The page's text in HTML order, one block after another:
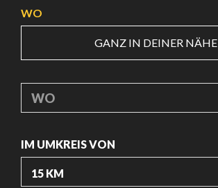
WO
GANZ IN DEINER NÄHE
WO
IM UMKREIS VON